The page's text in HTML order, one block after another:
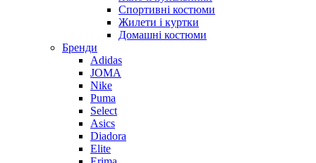
Спортивні костюми
Жилети і куртки
Домашні костюми
Бренди
Adidas
JOMA
Nike
Puma
Select
Asics
Diadora
Elite